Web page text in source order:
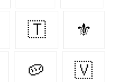
🇹‌ ⚜
🥔 🇻‌